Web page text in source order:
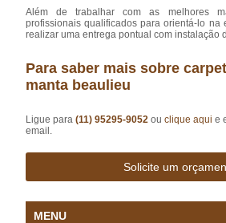
Além de trabalhar com as melhores
profissionais qualificados para orientá-lo na
realizar uma entrega pontual com instalação
Para saber mais sobre
manta beaulieu
Ligue para(11) 95295-9052ouclique aqui e
email.
Solicite um
MENU